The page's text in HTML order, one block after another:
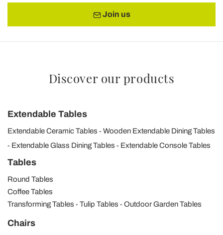
Join us
Discover our products
Extendable Tables
Extendable Ceramic Tables
Wooden Extendable Dining Tables
Extendable Glass Dining Tables
Extendable Console Tables
Tables
Round Tables
Coffee Tables
Transforming Tables
Tulip Tables Outdoor Garden Tables
Chairs